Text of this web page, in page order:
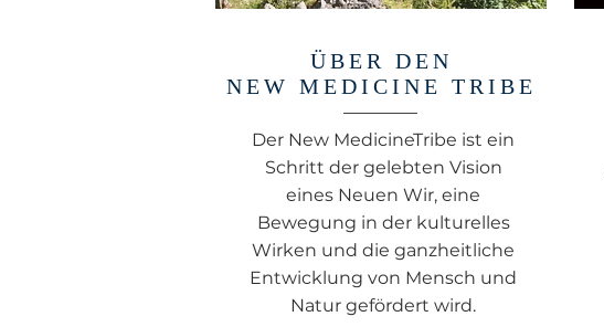
ÜBER DEN
NEW MEDICINE TRIBE
Der New MedicineTribe ist ein
Schritt der gelebten Vision
eines Neuen Wir, eine
Bewegung in der kulturelles
Wirken und die ganzheitliche
Entwicklung von Mensch und
Natur gefördert wird.